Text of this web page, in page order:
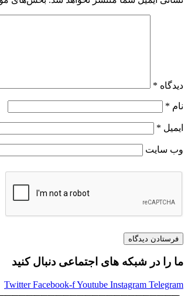
دیدگاه *
نام *
ایمیل *
وب‌ سایت
ما را در شبکه های اجتماعی دنبال کنید
Twitter Facebook-fYoutube Instagram Telegram